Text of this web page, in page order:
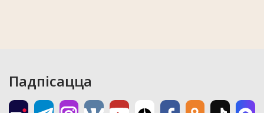
Падпісацца